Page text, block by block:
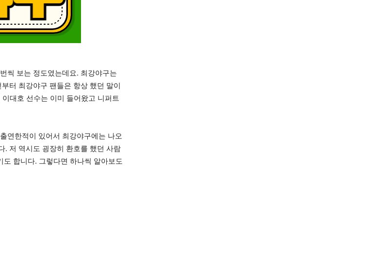
씩 보는 정도였는데요. 최강야구는
터 최강야구 팬들은 항상 했던 말이
대호 선수는 이미 들어왔고 니퍼트
연한적이 있어서 최강야구에는 나오
. 저 역시도 굉장히 환호를 했던 사람
합니다. 그렇다면 하나씩 알아보도